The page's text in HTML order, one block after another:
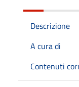
Descrizione
A cura di
Contenuti